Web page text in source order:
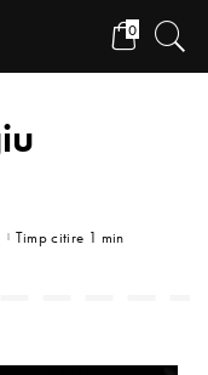
0
Timp citire 1 min